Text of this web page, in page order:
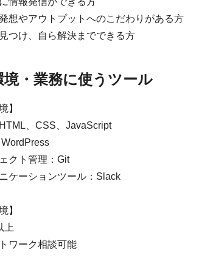
想やアウトプットへのこだわりがある方
つけ、自ら解決までできる方
境・業務に使うツール
】
、CSS、JavaScript
WordPress
クト管理：Git
ケーションツール：Slack
】
上
ワーク相談可能